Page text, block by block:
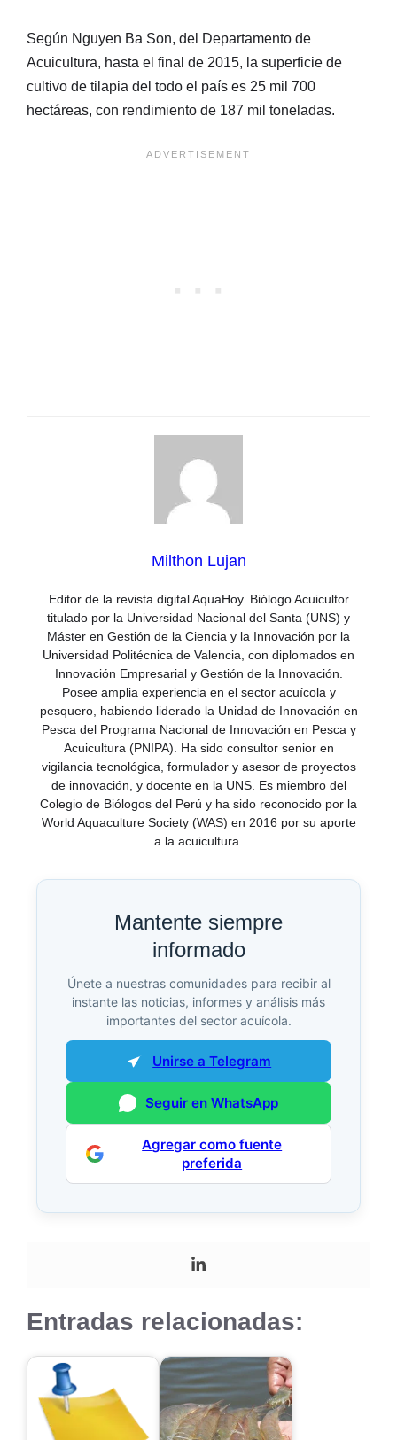
Según Nguyen Ba Son, del Departamento de
Acuicultura, hasta el final de 2015, la superficie de
cultivo de tilapia del todo el país es 25 mil 700
hectáreas, con rendimiento de 187 mil toneladas.
Milthon Lujan
Editor de la revista digital AquaHoy. Biólogo Acuicultor
titulado por la Universidad Nacional del Santa (UNS) y
Máster en Gestión de la Ciencia y la Innovación por la
Universidad Politécnica de Valencia, con diplomados en
Innovación Empresarial y Gestión de la Innovación.
Posee amplia experiencia en el sector acuícola y
pesquero, habiendo liderado la Unidad de Innovación en
Pesca del Programa Nacional de Innovación en Pesca y
Acuicultura (PNIPA). Ha sido consultor senior en
vigilancia tecnológica, formulador y asesor de proyectos
de innovación, y docente en la UNS. Es miembro del
Colegio de Biólogos del Perú y ha sido reconocido por la
World Aquaculture Society (WAS) en 2016 por su aporte
a la acuicultura.
Mantente siempre
informado
Únete a nuestras comunidades para recibir al
instante las noticias, informes y análisis más
importantes del sector acuícola.
Unirse a Telegram
Seguir en WhatsApp
Agregar como fuente
preferida
Entradas relacionadas: